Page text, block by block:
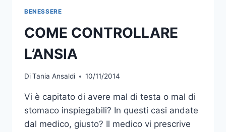
BENESSERE
COME CONTROLLARE
L’ANSIA
DiTania Ansaldi 10/11/2014
Vi è capitato di avere mal di testa o mal di
stomaco inspiegabili? In questi casi andate
dal medico, giusto? Il medico vi prescrive